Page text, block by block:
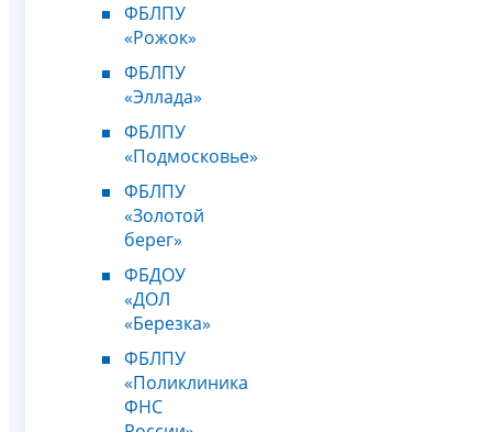
ФБЛПУ
«Рожок»
ФБЛПУ
«Эллада»
ФБЛПУ
«Подмосковье»
ФБЛПУ
«Золотой
берег»
ФБДОУ
«ДОЛ
«Березка»
ФБЛПУ
«Поликлиника
ФНС